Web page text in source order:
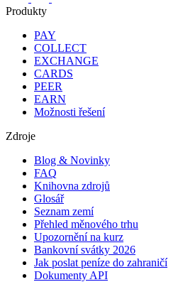
Produkty
PAY
COLLECT
EXCHANGE
CARDS
PEER
EARN
Možnosti řešení
Zdroje
Blog & Novinky
FAQ
Knihovna zdrojů
Glosář
Seznam zemí
Přehled měnového trhu
Upozornění na kurz
Bankovní svátky 2026
Jak poslat peníze do zahraničí
Dokumenty API